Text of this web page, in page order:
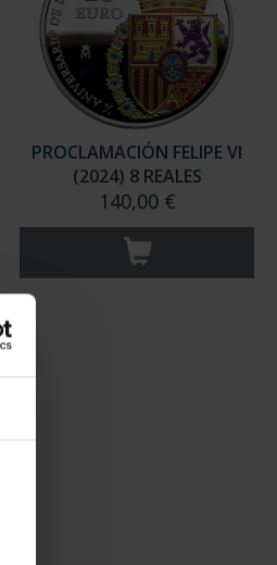
PROCLAMACIÓN FELIPE VI
(2024) 8 REALES
140,00 €